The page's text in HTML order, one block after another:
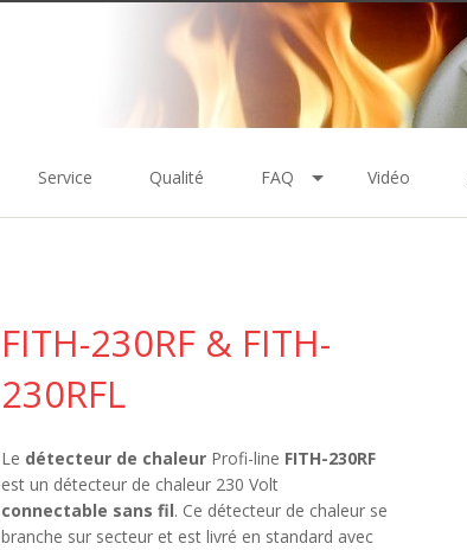
Service Qualité FAQ Vidéo
FITH-230RF & FITH-
230RFL
Le détecteur de chaleur Profi-line FITH-230RF
est un détecteur de chaleur 230 Volt
connectable sans fil. Ce détecteur de chaleur se
branche sur secteur et est livré en standard avec